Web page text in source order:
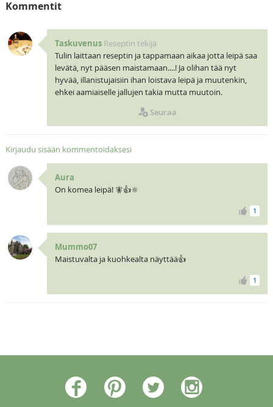
Kommentit
Taskuvenus Reseptin tekijä
Tulin laittaan reseptin ja tappamaan aikaa jotta leipä saa
levätä, nyt pääsen maistamaan....! Ja olihan tää nyt
hyvää, illanistujaisiin ihan loistava leipä ja muutenkin,
ehkei aamiaiselle jallujen takia mutta muutoin.
Seuraa
Kirjaudu sisään kommentoidaksesi
Aura
On komea leipä! 🧚👍🔆
1
Mummo07
Maistuvalta ja kuohkealta näyttää👍
1